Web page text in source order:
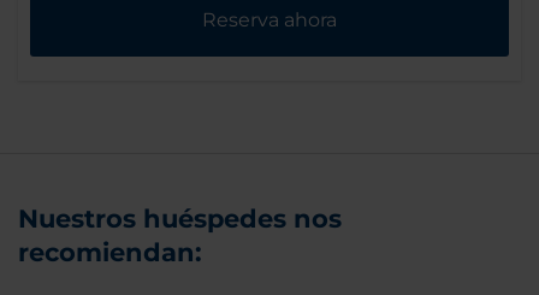
Reserva ahora
Nuestros huéspedes nos
recomiendan: